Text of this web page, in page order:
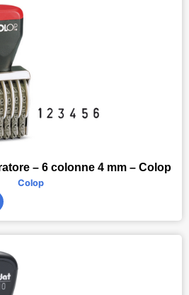
– 6 colonne 4 mm – Colop
Colop